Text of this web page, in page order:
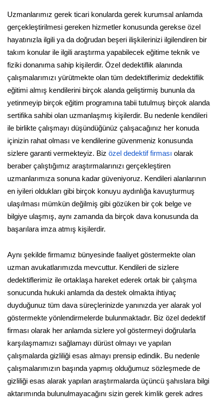
Uzmanlarımız gerek ticari konularda gerek kurumsal anlamda
gerçekleştirilmesi gereken hizmetler konusunda gerekse özel
hayatınızla ilgili ya da doğrudan beşeri ilişkilerinizi ilgilendiren bir
takım konular ile ilgili araştırma yapabilecek eğitime teknik ve
fiziki donanıma sahip kişilerdir. Özel dedektiflik alanında
çalışmalarımızı yürütmekte olan tüm dedektiflerimiz dedektiflik
eğitimi almış kendilerini birçok alanda geliştirmiş bununla da
yetinmeyip birçok eğitim programına tabii tutulmuş birçok alanda
sertifika sahibi olan uzmanlaşmış kişilerdir. Bu nedenle kendileri
ile birlikte çalışmayı düşündüğünüz çalışacağınız her konuda
içinizin rahat olması ve kendilerine güvenmeniz konusunda
sizlere garanti vermekteyiz. Biz özel dedektif firması olarak
beraber çalıştığımız araştırmalarınızı gerçekleştiren
uzmanlarımıza sonuna kadar güveniyoruz. Kendileri alanlarının
en iyileri oldukları gibi birçok konuyu aydınlığa kavuşturmuş
ulaşılması mümkün değilmiş gibi gözüken bir çok belge ve
bilgiye ulaşmış, aynı zamanda da birçok dava konusunda da
başarılara imza atmış kişilerdir.
Aynı şekilde firmamız bünyesinde faaliyet göstermekte olan
uzman avukatlarımızda mevcuttur. Kendileri de sizlere
dedektiflerimiz ile ortaklaşa hareket ederek ortak bir çalışma
sonucunda hukuki anlamda da destek olmakta ihtiyaç
duyduğunuz tüm dava süreçlerinizde yanınızda yer alarak yol
göstermekte yönlendirmelerde bulunmaktadır. Biz özel dedektif
firması olarak her anlamda sizlere yol göstermeyi doğrularla
karşılaşmamızı sağlamayı dürüst olmayı ve yapılan
çalışmalarda gizliliği esas almayı prensip edindik. Bu nedenle
çalışmalarımızın başında yapmış olduğumuz sözleşmede de
gizliliği esas alarak yapılan araştırmalarda üçüncü şahıslara bilgi
aktarımında bulunulmayacağını sizin gerek kimlik gerek adres